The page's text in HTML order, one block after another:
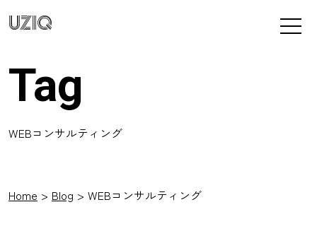
UZIQ
Tag
WEBコンサルティング
Home Blog WEBコンサルティング